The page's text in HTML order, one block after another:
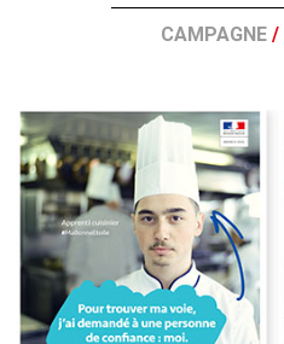
CAMPAGNE /